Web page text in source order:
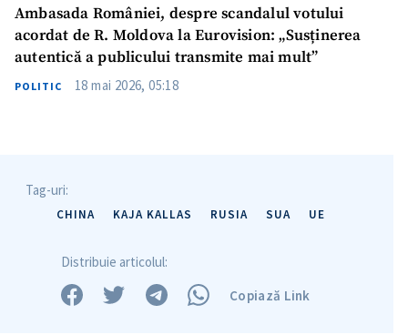
Trimite o informație
Ambasada României, despre scandalul votului
acordat de R. Moldova la Eurovision: „Susținerea
autentică a publicului transmite mai mult”
POLITIC 18 mai 2026, 05:18
Tag-uri:
CHINA KAJA KALLAS RUSIA SUA UE
Distribuie articolul:
Copiază Link